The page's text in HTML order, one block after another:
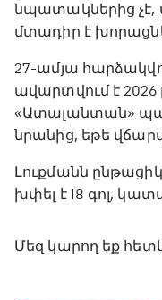
նպատակներից չէ,
մտադիր է
27-ամյա
ավարտվում է 2026
«Ատալանտան»
նրանից, եթե
Լուքմանն
խփել է 18 գոլ,
Մեզ կարող եք